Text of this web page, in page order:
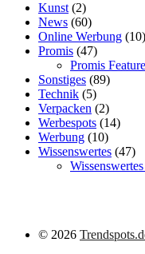
Kunst(2)
News (60)
Online Werbung (10)
Promis (47)
Promis
Sonstiges (89)
Technik (5)
Verpacken (2)
Werbespots (14)
Werbung (10)
Wissenswertes (47)
© 2026